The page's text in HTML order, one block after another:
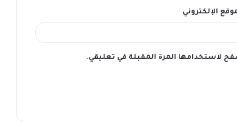
الإلكتروني
لاستخدامها المرة المقبلة في تعليقي.